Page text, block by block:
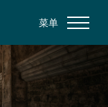
菜单